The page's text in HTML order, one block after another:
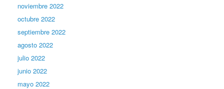
noviembre 2022
octubre 2022
septiembre 2022
agosto 2022
julio 2022
junio 2022
mayo 2022